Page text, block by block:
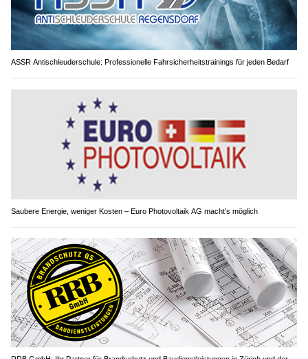
ASSR Antischleuderschule: Professionelle Fahrsicherheitstrainings für jeden Bedarf
Saubere Energie, weniger Kosten – Euro Photovoltaik AG macht’s möglich